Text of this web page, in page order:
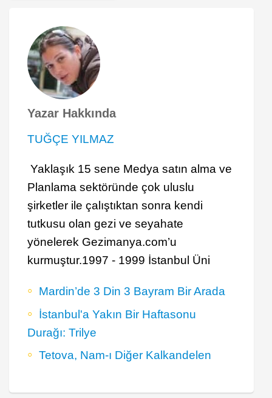
Yazar Hakkında
TUĞÇE YILMAZ
Yaklaşık 15 sene Medya satın alma ve
Planlama sektöründe çok uluslu
şirketler ile çalıştıktan sonra kendi
tutkusu olan gezi ve seyahate
yönelerek Gezimanya.com’u
kurmuştur.1997 - 1999 İstanbul Üni
Mardin’de 3 Din 3 Bayram Bir Arada
İstanbul'a Yakın Bir Haftasonu
Durağı: Trilye
Tetova, Nam-ı Diğer Kalkandelen